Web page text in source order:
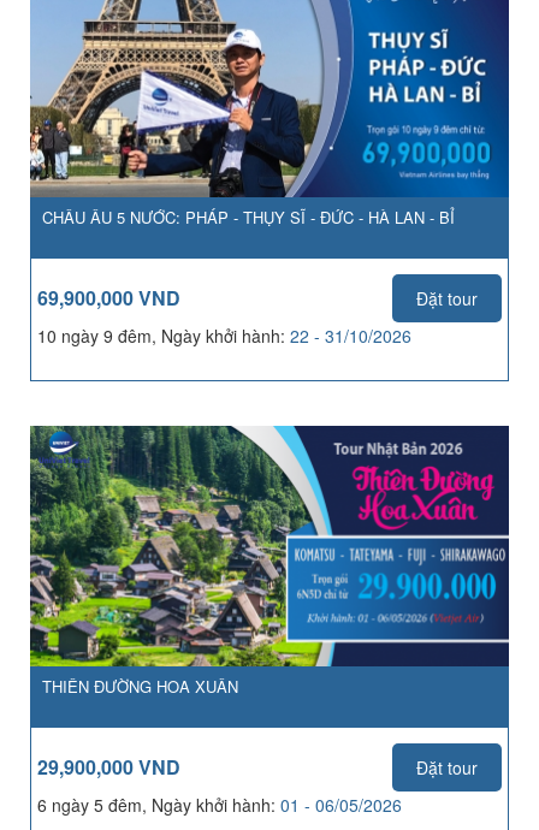
CHÂU ÂU 5 NƯỚC: PHÁP - THỤY SĨ - ĐỨC - HÀ LAN - BỈ
69,900,000 VND
Đặt tour
10 ngày 9 đêm, Ngày khởi hành: 22 - 31/10/2026
THIÊN ĐƯỜNG HOA XUÂN
29,900,000 VND
Đặt tour
6 ngày 5 đêm, Ngày khởi hành: 01 - 06/05/2026